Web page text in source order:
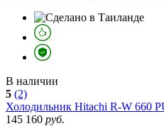
В наличии
5 (2)
Холодильник Hitachi R-W 660
145 160 руб.